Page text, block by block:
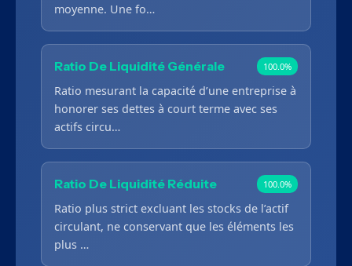
moyenne. Une fo…
Ratio De Liquidité Générale 100.0%
Ratio mesurant la capacité d’une entreprise à
honorer ses dettes à court terme avec ses
actifs circu…
Ratio De Liquidité Réduite 100.0%
Ratio plus strict excluant les stocks de l’actif
circulant, ne conservant que les éléments les
plus …